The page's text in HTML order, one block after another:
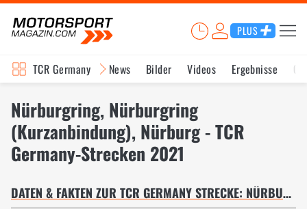
PLUS
TCR Germany News Bilder Videos Ergebnisse
Nürburgring, Nürburgring
(Kurzanbindung), Nürburg - TCR
Germany-Strecken 2021
DATEN & FAKTEN ZUR TCR GERMANY STRECKE: NÜRBURGRING (KURZANBINDUNG)